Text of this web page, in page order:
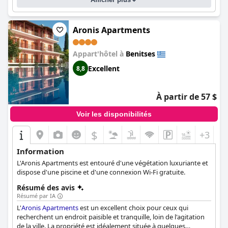
lune de miel ou d'autres occasions spéciales.
Aronis Apartments
Appart'hôtel à Benitses
8,8 Excellent
À partir de 57 $
Voir les disponibilités
$ +3
Information
L'Aronis Apartments est entouré d'une végétation luxuriante et
dispose d'une piscine et d'une connexion Wi-Fi gratuite.
Résumé des avis
Résumé par IA
L'Aronis Apartmentsest un excellent choix pour ceux qui
recherchent un endroit paisible et tranquille, loin de l'agitation
de la ville. La propriété est idéalement située à quelques